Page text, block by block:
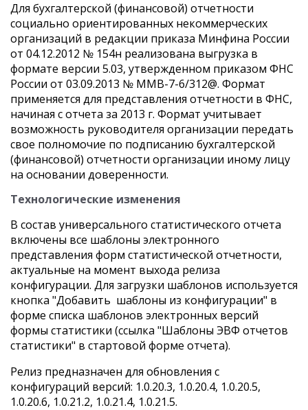
Для бухгалтерской (финансовой) отчетности
социально ориентированных некоммерческих
организаций в редакции приказа Минфина России
от 04.12.2012 № 154н реализована выгрузка в
формате версии 5.03, утвержденном приказом ФНС
России от 03.09.2013 № ММВ-7-6/312@. Формат
применяется для представления отчетности в ФНС,
начиная с отчета за 2013 г. Формат учитывает
возможность руководителя организации передать
свое полномочие по подписанию бухгалтерской
(финансовой) отчетности организации иному лицу
на основании доверенности.
Технологические изменения
В состав универсального статистического отчета
включены все шаблоны электронного
представления форм статистической отчетности,
актуальные на момент выхода релиза
конфигурации. Для загрузки шаблонов используется
кнопка "Добавить шаблоны из конфигурации" в
форме списка шаблонов электронных версий
формы статистики (ссылка "Шаблоны ЭВФ отчетов
статистики" в стартовой форме отчета).
Релиз предназначен для обновления с
конфигураций версий: 1.0.20.3, 1.0.20.4, 1.0.20.5,
1.0.20.6, 1.0.21.2, 1.0.21.4, 1.0.21.5.